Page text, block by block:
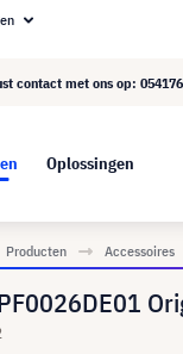
contact met ons op:
Oplossingen
Producten Accessoires